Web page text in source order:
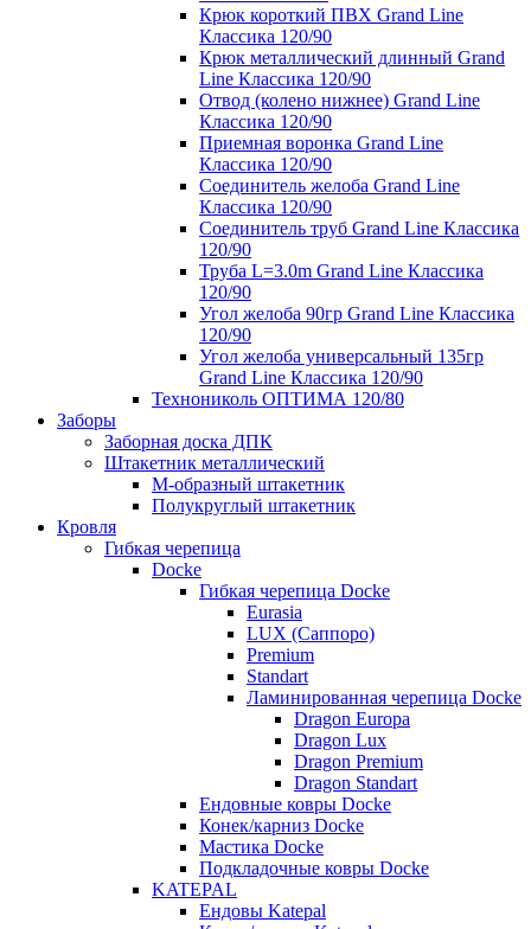
Крюк короткий ПВХ Grand Line
Классика 120/90
Крюк металлический длинный Grand
Line Классика 120/90
Отвод (колено нижнее) Grand Line
Классика 120/90
Приемная воронка Grand Line
Классика 120/90
Соединитель желоба Grand Line
Классика 120/90
Соединитель труб Grand Line Классика
120/90
Труба L=3.0m Grand Line Классика
120/90
Угол желоба 90гр Grand Line Классика
120/90
Угол желоба универсальный 135гр
Grand Line Классика 120/90
Технониколь ОПТИМА 120/80
Заборы
Заборная доска ДПК
Штакетник металлический
М-образный штакетник
Полукруглый штакетник
Кровля
Гибкая черепица
Docke
Гибкая черепица Docke
Eurasia
LUX (Саппоро)
Premium
Standart
Ламинированная черепица Docke
Dragon Europa
Dragon Lux
Dragon Premium
Dragon Standart
Ендовные ковры Docke
Конек/карниз Docke
Мастика Docke
Подкладочные ковры Docke
KATEPAL
Ендовы Katepal